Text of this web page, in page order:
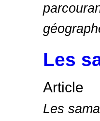
Les
Article
Les